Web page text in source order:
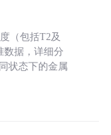
（包括T2及
数据，详细分
状态下的金属